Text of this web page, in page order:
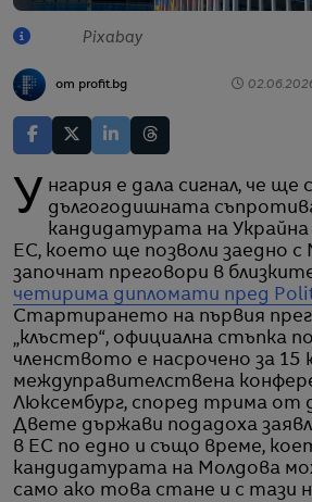
Pixabay
от profit.bg
Унгария е дала сигнал, че ще се откаже от дългогодишната
кандидатурата на Украйна
ЕС, което ще позволи заедно с
започнат преговори в
четирима дипломати пред
Стартирането на първия
„клъстер“, официална стъпка
членството е насрочено за 15
междуправителствена
Люксембург, според трима от
Двете държави подадоха
в ЕС по едно и също време,
кандидатурата на Молдова
само ако това стане и с тази